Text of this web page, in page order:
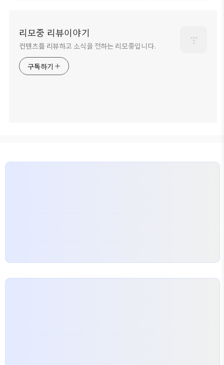
리모중 리뷰이야기
컨텐츠를 리뷰하고 소식을 전하는 리모중입니다.
구독하기